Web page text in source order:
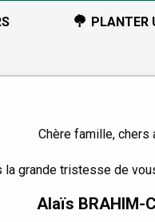
PLANTER
Chère famille, chers
la grande tristesse de
Alaïs BRAHIM-